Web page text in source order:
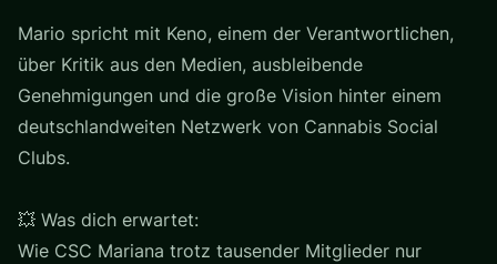
Mario spricht mit Keno, einem der Verantwortlichen,
über Kritik aus den Medien, ausbleibende
Genehmigungen und die große Vision hinter einem
deutschlandweiten Netzwerk von Cannabis Social
Clubs.
💥 Was dich erwartet:
Wie CSC Mariana trotz tausender Mitglieder nur